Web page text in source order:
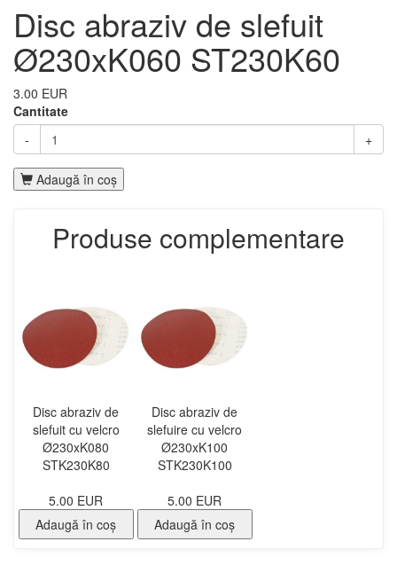
Disc abraziv de slefuit
Ø230xK060 ST230K60
3.00 EUR
Cantitate
-
+
Adaugă în coş
Produse complementare
Disc abraziv de
slefuit cu velcro
Ø230xK080
STK230K80
5.00 EUR
Adaugă în coş
Disc abraziv de
slefuire cu velcro
Ø230xK100
STK230K100
5.00 EUR
Adaugă în coş